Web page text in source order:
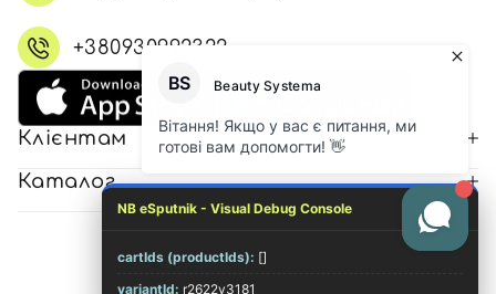
+380930992322
Клієнтам
Каталог
© 2026 Всі права захищені
NB eSputnik - Visual Debug Console
cartIds (productIds): []
variantId: r2622v3181